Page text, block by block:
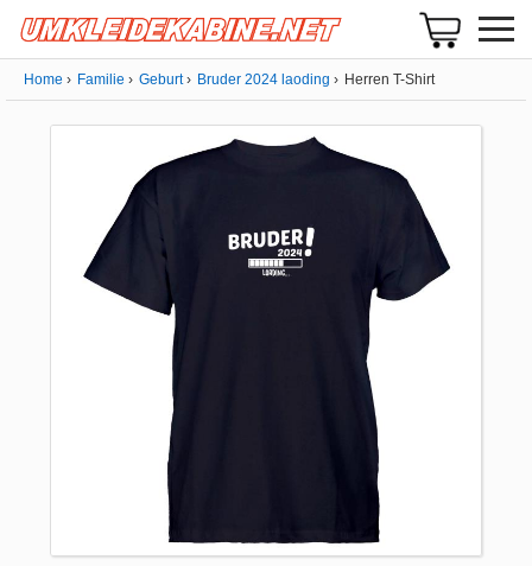
Home Familie Geburt Bruder 2024 laoding Herren T-Shirt